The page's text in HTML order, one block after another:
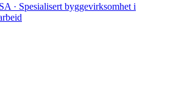
· Spesialisert byggevirksomhet i